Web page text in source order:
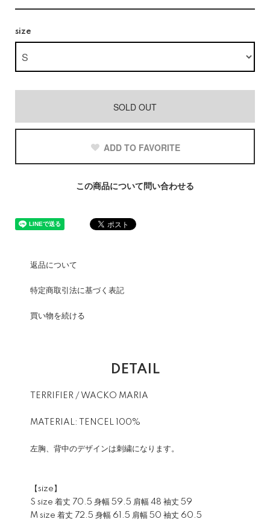
size
SOLD OUT
ADD TO FAVORITE
この商品について問い合わせる
返品について
特定商取引法に基づく表記
買い物を続ける
DETAIL
TERRIFIER / WACKO MARIA
MATERIAL: TENCEL 100%
左胸、背中のデザインは刺繍になります。
【size】
S size 着丈 70.5 身幅 59.5 肩幅 48 袖丈 59
M size 着丈 72.5 身幅 61.5 肩幅 50 袖丈 60.5